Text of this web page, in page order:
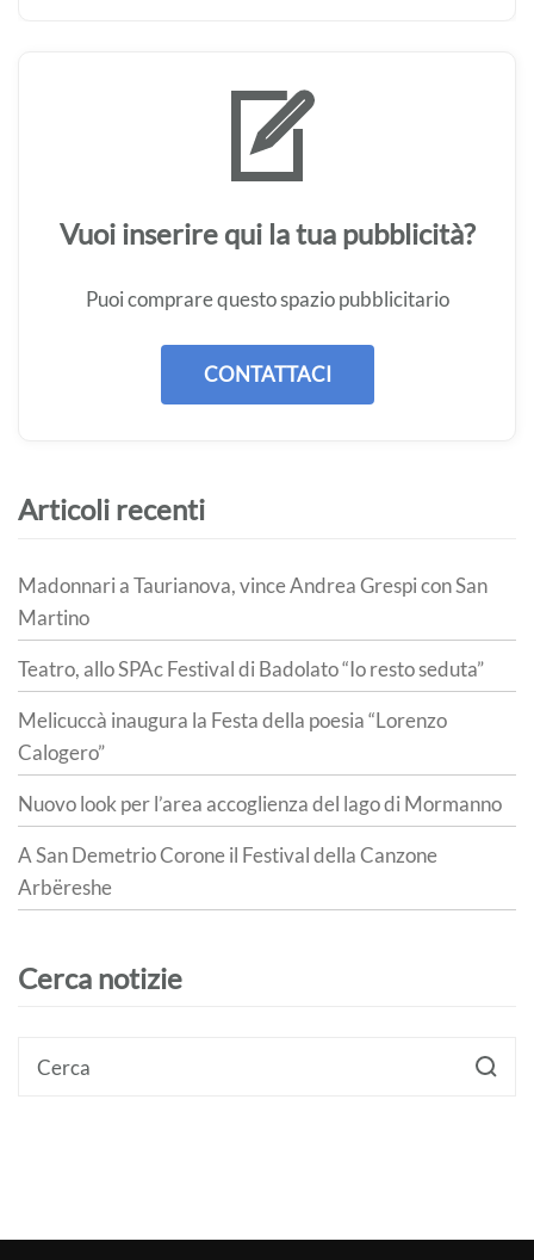
Vuoi inserire qui la tua pubblicità?
Puoi comprare questo spazio pubblicitario
CONTATTACI
Articoli recenti
Madonnari a Taurianova, vince Andrea Grespi con San
Martino
Teatro, allo SPAc Festival di Badolato “Io resto seduta”
Melicuccà inaugura la Festa della poesia “Lorenzo
Calogero”
Nuovo look per l’area accoglienza del lago di Mormanno
A San Demetrio Corone il Festival della Canzone
Arbëreshe
Cerca notizie